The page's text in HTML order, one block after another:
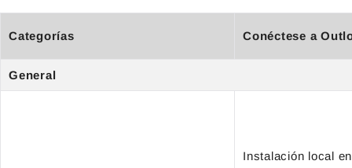
Categorías Conéctese a
General
Instalación local